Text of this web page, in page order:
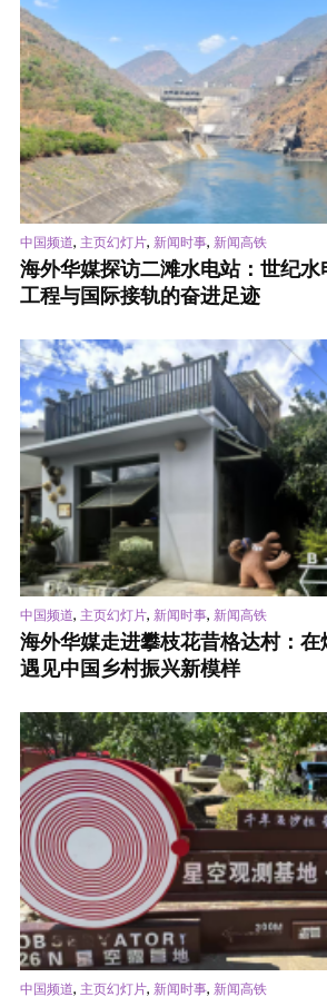
中国频道, 主页幻灯片, 新闻时事, 新闻高铁
海外华媒探访二滩水电站：世纪水
工程与国际接轨的奋进足迹
中国频道, 主页幻灯片, 新闻时事, 新闻高铁
海外华媒走进攀枝花昔格达村：在
遇见中国乡村振兴新模样
中国频道, 主页幻灯片, 新闻时事, 新闻高铁